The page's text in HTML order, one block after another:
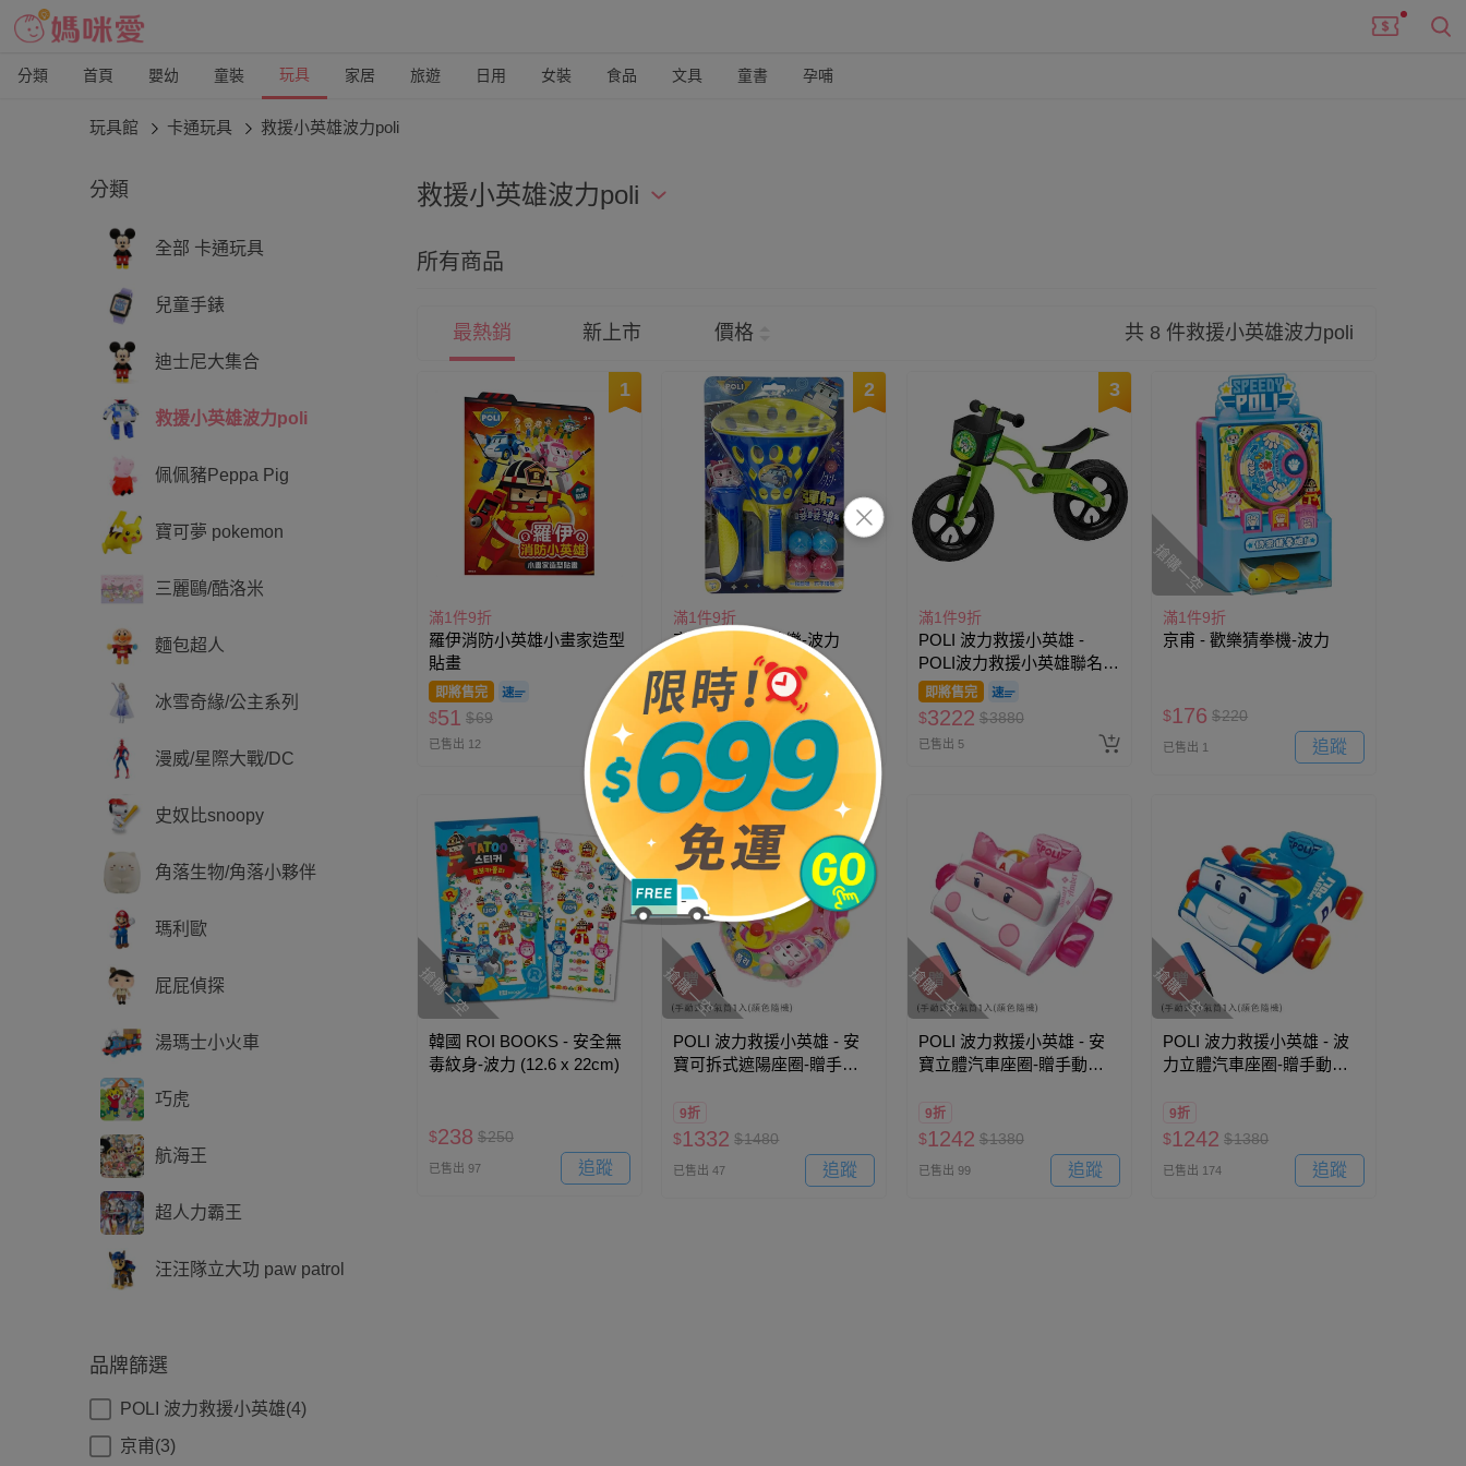
分類 首頁 嬰幼 童裝 玩具 家居 旅遊 日用 女裝 食品 文具 童書 孕哺
玩具館 卡通玩具 救援小英雄波力poli
分類
全部 卡通玩具
兒童手錶
迪士尼大集合
救援小英雄波力poli
佩佩豬Peppa Pig
寶可夢 pokemon
三麗鷗/酷洛米
麵包超人
冰雪奇緣/公主系列
漫威/星際大戰/DC
史奴比snoopy
角落生物/角落小夥伴
瑪利歐
屁屁偵探
湯瑪士小火車
巧虎
航海王
超人力霸王
汪汪隊立大功 paw patrol
品牌篩選
POLI 波力救援小英雄(4)
京甫(3)
救援小英雄波力poli
只要是車車控的小朋友，最愛的卡通非勇敢的救援小隊 POLI 波力莫屬～只要有波力的玩具他們絕不錯過，就連滑步
車、泳圈、衣服、鞋子都要選有波力的才行！
所有商品
最熱銷 新上市 價格 共 8 件救援小英雄波力poli
1
滿1件9折
羅伊消防小英雄小畫家造型
貼畫
即將售完
$51 $69
已售出 12
2
滿1件9折
京甫 - 彈射接接樂-波力
即將售完
$224 $ 280
已售出 1
3
滿1件9折
POLI 波力救援小英雄 -
POLI波力救援小英雄聯名滑
步車 - AIR 充氣胎 +專屬車
籃+置車架-赫利綠
即將售完
$3222 $3880
已售出 5
搶購一空
滿1件9折
京甫 - 歡樂猜拳機-波力
$176 $220
已售出 1 追蹤
搶購一空
韓國 ROI BOOKS - 安全無
毒紋身-波力 (12.6 x 22cm)
$238 $250
已售出 97 追蹤
搶購一空
POLI 波力救援小英雄 - 安
寶可拆式遮陽座圈-贈手動
用:2-7歲、25kg以下幼兒)
9折
$1332 $1480
已售出 47 追蹤
搶購一空
POLI 波力救援小英雄 - 安
寶立體汽車座圈-贈手動式
用:2-7歲、25kg以下幼兒)
9折
$1242 $1380
已售出 99 追蹤
搶購一空
POLI 波力救援小英雄 - 波
力立體汽車座圈-贈手動式
用:2-7歲、25kg以下幼兒)
9折
$1242 $1380
已售出 174 追蹤